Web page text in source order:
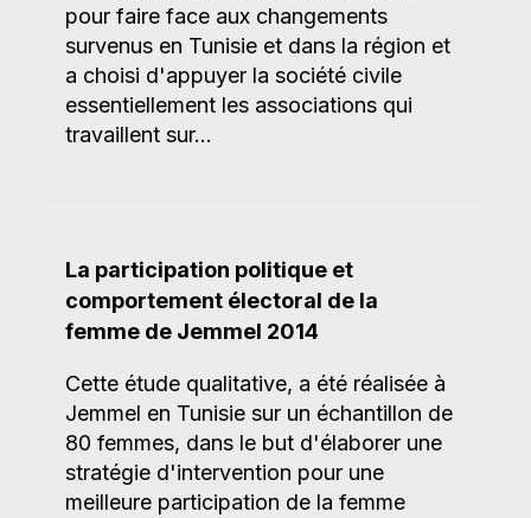
pour faire face aux changements
survenus en Tunisie et dans la région et
a choisi d'appuyer la société civile
essentiellement les associations qui
travaillent sur...
La participation politique et
comportement électoral de la
femme de Jemmel 2014
Cette étude qualitative, a été réalisée à
Jemmel en Tunisie sur un échantillon de
80 femmes, dans le but d'élaborer une
stratégie d'intervention pour une
meilleure participation de la femme